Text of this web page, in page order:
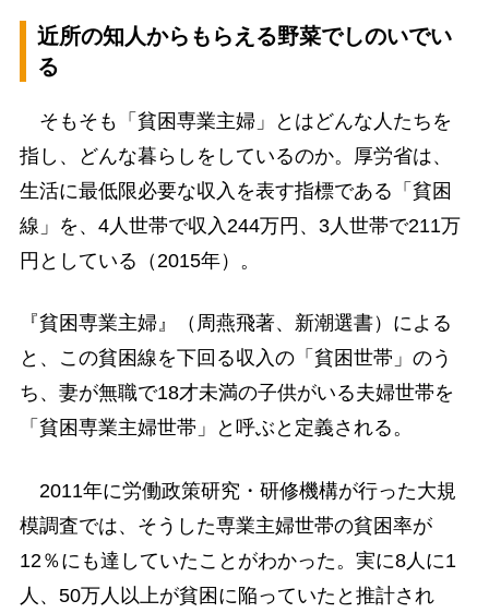
近所の知人からもらえる野菜でしのいでい
る
そもそも「貧困専業主婦」とはどんな人たちを
指し、どんな暮らしをしているのか。厚労省は、
生活に最低限必要な収入を表す指標である「貧困
線」を、4人世帯で収入244万円、3人世帯で211万
円としている（2015年）。
『貧困専業主婦』（周燕飛著、新潮選書）による
と、この貧困線を下回る収入の「貧困世帯」のう
ち、妻が無職で18才未満の子供がいる夫婦世帯を
「貧困専業主婦世帯」と呼ぶと定義される。
2011年に労働政策研究・研修機構が行った大規
模調査では、そうした専業主婦世帯の貧困率が
12％にも達していたことがわかった。実に8人に1
人、50万人以上が貧困に陥っていたと推計され